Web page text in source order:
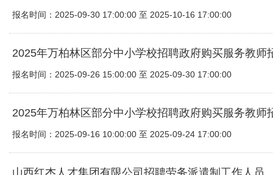
报名时间：2025-09-30 17:00:00 至 2025-10-16 17:00:00
2025年万柏林区部分中小学校招聘政府购买服务教师
报名时间：2025-09-26 15:00:00 至 2025-09-30 17:00:00
2025年万柏林区部分中小学校招聘政府购买服务教师
报名时间：2025-09-16 10:00:00 至 2025-09-24 17:00:00
山西红杰人才集团有限公司招聘劳务派遣制工作人员